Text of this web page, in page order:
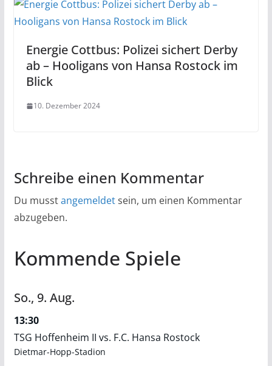
Energie Cottbus: Polizei sichert Derby
ab – Hooligans von Hansa Rostock im
Blick
10. Dezember 2024
Schreibe einen Kommentar
Du musstangemeldetsein, um einen Kommentar
abzugeben.
Kommende Spiele
So., 9. Aug.
13:30
TSG Hoffenheim II vs. F.C. Hansa Rostock
Dietmar-Hopp-Stadion